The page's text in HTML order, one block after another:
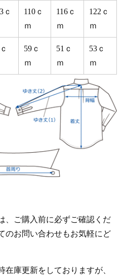
ｃ
110ｃ
ｍ
116ｃ
ｍ
122ｃ
ｍ
59ｃ
ｍ
51ｃ
ｍ
53ｃ
ｍ
、ご購入前に必ずご確認くだ
のお問い合わせもお気軽にど
庫更新をしておりますが、